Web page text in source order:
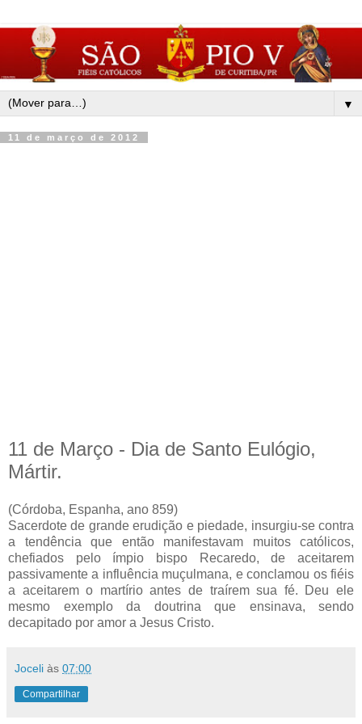
▼
11 de março de 2012
11 de Março - Dia de Santo Eulógio,
Mártir.
(Córdoba, Espanha, ano 859)
Sacerdote de grande erudição e piedade, insurgiu-se contra
a tendência que então manifestavam muitos católicos,
chefiados pelo ímpio bispo Recaredo, de aceitarem
passivamente a influência muçulmana, e conclamou os fiéis
a aceitarem o martírio antes de traírem sua fé. Deu ele
mesmo exemplo da doutrina que ensinava, sendo
decapitado por amor a Jesus Cristo.
Joceli às 07:00
Compartilhar